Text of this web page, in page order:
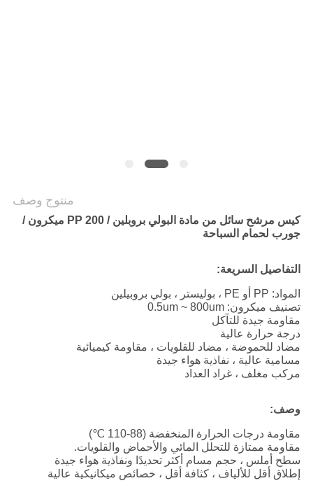
منتوج وصف
كيس مرشح سائل من مادة البولي بروبلين / PP 200 ميكرون /
جورب لحمام السباحة
التفاصيل السريعة:
المواد: PP أو PE ، بوليستر ، بولي بروبيلين
تصنيف ميكرون: 0.5um ~ 800um
مقاومة جيدة للتآكل
درجة حرارة عالية
مضاد للحموضة ، مضاد للقلويات ، مقاومة كيميائية
مسامية عالية ، نفاذية هواء جيدة
مركب مغلف ، غراد العداد
وصف:
مقاومة درجات الحرارة المنخفضة (88-110 ℃)
مقاومة ممتازة للتحلل المائي والأحماض والقلويات.
سطح أملس ، حجم مسام أكثر تحديدًا ونفاذية هواء جيدة
إطلاق أقل للألياف ، كثافة أقل ، خصائص ميكانيكية عالية